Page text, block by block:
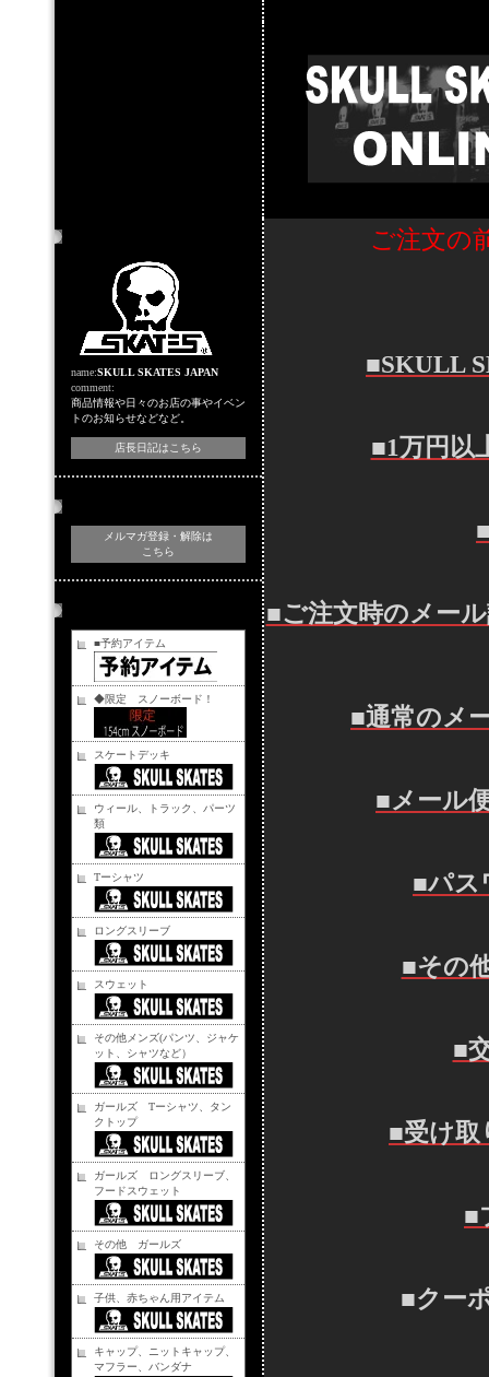
name:SKULL SKATES JAPAN
comment:
商品情報や日々のお店の事やイベン
トのお知らせなどなど。
店長日記はこちら
メルマガ登録・解除は
こちら
■予約アイテム
◆限定 スノーボード！
スケートデッキ
ウィール、トラック、パーツ
類
Tーシャツ
ロングスリーブ
スウェット
その他メンズ(パンツ、ジャケ
ット、シャツなど）
ガールズ Tーシャツ、タン
クトップ
ガールズ ロングスリーブ、
フードスウェット
その他 ガールズ
子供、赤ちゃん用アイテム
キャップ、ニットキャップ、
マフラー、バンダナ
ご注文の
■SKULL
■1万円以
■ご注文時のメー
■通常のメ
■メール
■パス
■その
■
■受け取
■
■クー